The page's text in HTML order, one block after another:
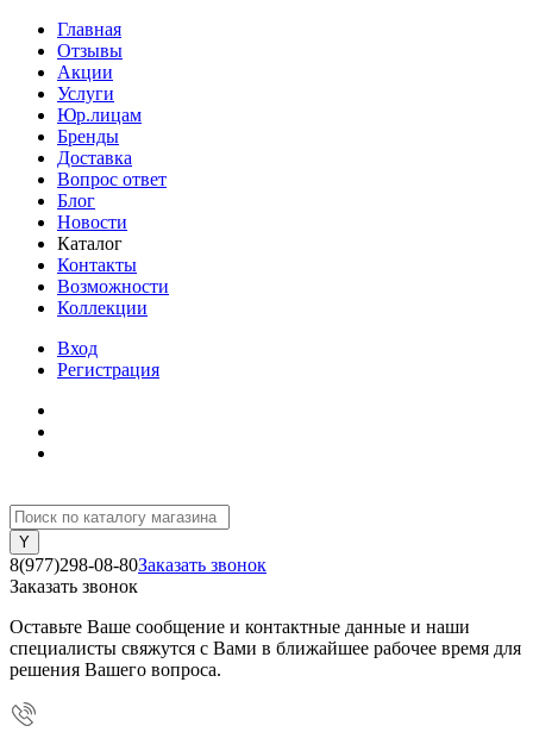
Главная
Отзывы
Акции
Услуги
Юр.лицам
Бренды
Доставка
Вопрос ответ
Блог
Новости
Каталог
Контакты
Возможности
Коллекции
Вход
Регистрация
8(977)298-08-80Заказать звонок
Заказать звонок
Оставьте Ваше сообщение и контактные данные и наши
специалисты свяжутся с Вами в ближайшее рабочее время для
решения Вашего вопроса.